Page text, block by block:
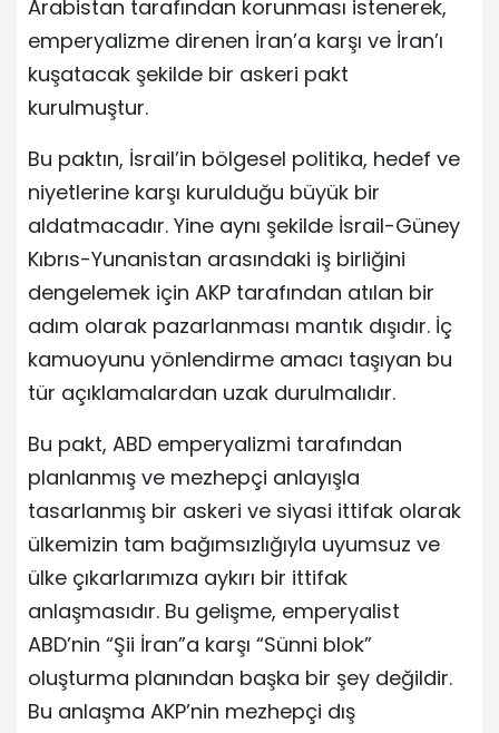
Arabistan tarafından korunması istenerek,
emperyalizme direnen İran’a karşı ve İran’ı
kuşatacak şekilde bir askeri pakt
kurulmuştur.
Bu paktın, İsrail’in bölgesel politika, hedef ve
niyetlerine karşı kurulduğu büyük bir
aldatmacadır. Yine aynı şekilde İsrail-Güney
Kıbrıs-Yunanistan arasındaki iş birliğini
dengelemek için AKP tarafından atılan bir
adım olarak pazarlanması mantık dışıdır. İç
kamuoyunu yönlendirme amacı taşıyan bu
tür açıklamalardan uzak durulmalıdır.
Bu pakt, ABD emperyalizmi tarafından
planlanmış ve mezhepçi anlayışla
tasarlanmış bir askeri ve siyasi ittifak olarak
ülkemizin tam bağımsızlığıyla uyumsuz ve
ülke çıkarlarımıza aykırı bir ittifak
anlaşmasıdır. Bu gelişme, emperyalist
ABD’nin “Şii İran”a karşı “Sünni blok”
oluşturma planından başka bir şey değildir.
Bu anlaşma AKP’nin mezhepçi dış